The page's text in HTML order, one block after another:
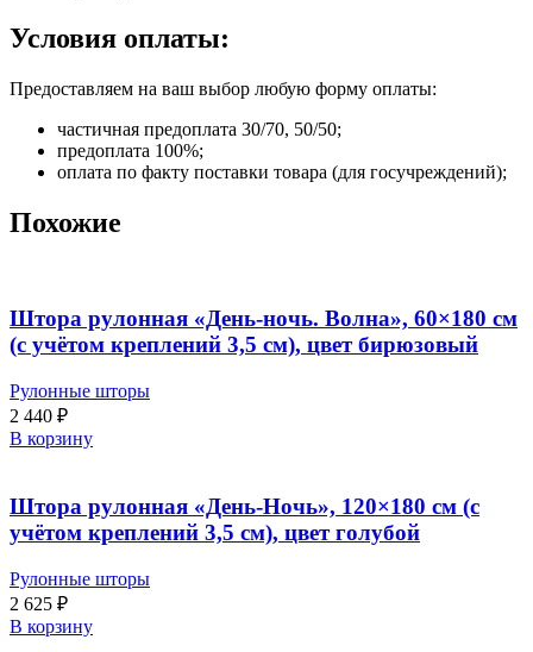
Условия оплаты:
Предоставляем на ваш выбор любую форму оплаты:
частичная предоплата 30/70, 50/50;
предоплата 100%;
оплата по факту поставки товара (для госучреждений);
Похожие
Штора рулонная «День-ночь. Волна», 60×180 см
(с учётом креплений 3,5 см), цвет бирюзовый
Рулонные шторы
2 440 ₽
В корзину
Штора рулонная «День-Ночь», 120×180 см (с
учётом креплений 3,5 см), цвет голубой
Рулонные шторы
2 625 ₽
В корзину